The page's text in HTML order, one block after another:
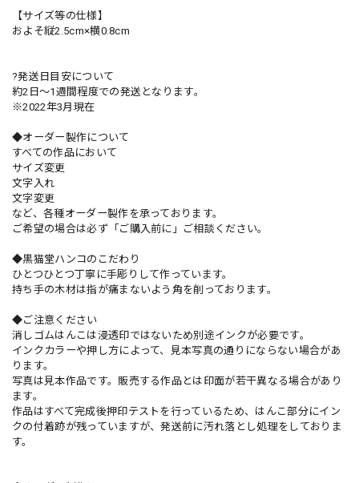
【サイズ等の仕様】
およそ縦2.5cm×横0.8cm
?発送日目安について
約2日〜1週間程度での発送となります。
※2022年3月現在
◆オーダー製作について
すべての作品において
サイズ変更
文字入れ
文字変更
など、各種オーダー製作を承っております。
ご希望の場合は必ず「ご購入前に」ご相談ください。
◆黒猫堂ハンコのこだわり
ひとつひとつ丁寧に手彫りして作っています。
持ち手の木材は指が痛まないよう角を削っております。
◆ご注意ください
消しゴムはんこは浸透印ではないため別途インクが必要です。
インクカラーや押し方によって、見本写真の通りにならない場合があ
ります。
写真は見本作品です。販売する作品とは印面が若干異なる場合があり
ます。
作品はすべて完成後押印テストを行っているため、はんこ部分にイン
クの付着跡が残っていますが、発送前に汚れ落とし処理をしておりま
す。